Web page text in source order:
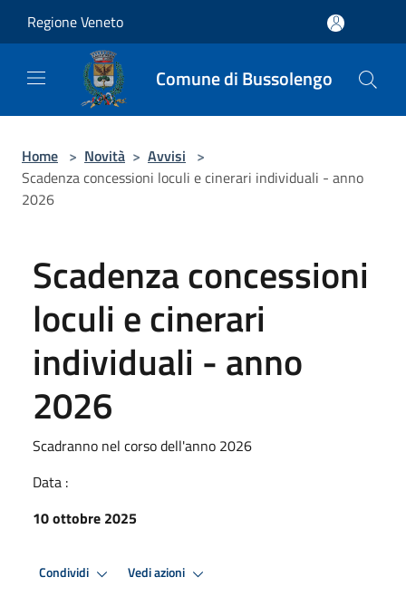
Regione Veneto
Comune di Bussolengo
Home > Novità > Avvisi >
Scadenza concessioni loculi e cinerari individuali - anno
2026
Scadenza concessioni
loculi e cinerari
individuali - anno
2026
Scadranno nel corso dell'anno 2026
Data :
10 ottobre 2025
Condividi Vedi azioni